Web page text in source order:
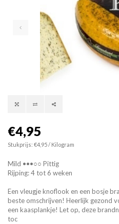
€4,95
Stukprijs: €4,95 / Kilogram
Mild •••○○ Pittig
Rijping: 4 tot 6 weken
Een vleugje knoflook en een bosje
beste omschrijven! Heerlijk gezond
een kaasplankje! Let op, deze
toc